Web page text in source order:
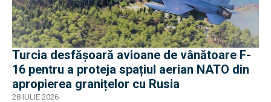
Turcia desfășoară avioane de vânătoare F-
16 pentru a proteja spațiul aerian NATO din
apropierea granițelor cu Rusia
28 IULIE 2026